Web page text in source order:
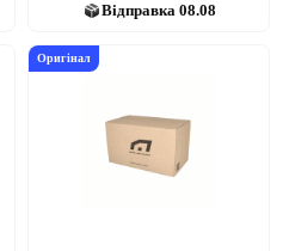
Відправка 08.08
Оригінал